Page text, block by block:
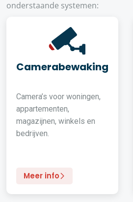
onderstaande systemen:
Camerabewaking
Camera’s voor woningen,
appartementen,
magazijnen, winkels en
bedrijven.
Meer info